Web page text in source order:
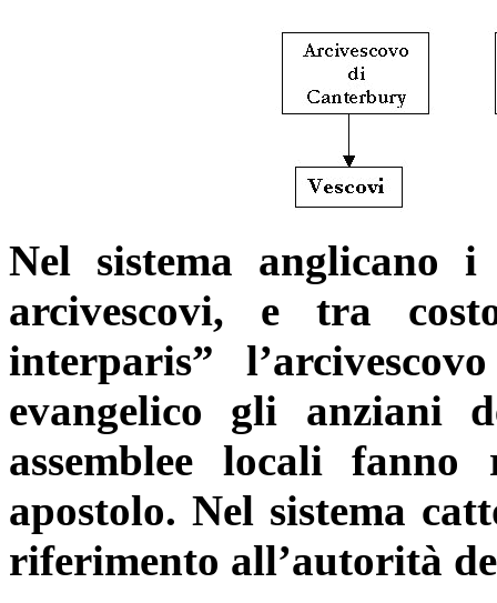
Nel sistema anglicano
arcivescovi, e tra
interparis”
evangelico gli anziani
assemblee locali
apostolo. Nel sistema
riferimento all’autorità